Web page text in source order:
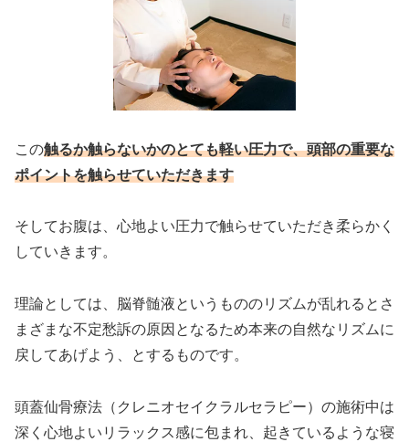
この触るか触らないかのとても軽い圧力で、頭部の重要な
ポイントを触らせていただきます
そしてお腹は、心地よい圧力で触らせていただき柔らかく
していきます。
理論としては、脳脊髄液というもののリズムが乱れるとさ
まざまな不定愁訴の原因となるため本来の自然なリズムに
戻してあげよう、とするものです。
頭蓋仙骨療法（クレニオセイクラルセラピー）の施術中は
深く心地よいリラックス感に包まれ、起きているような寝